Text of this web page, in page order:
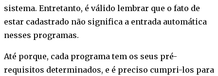
sistema. Entretanto, é válido lembrar que o fato de
estar cadastrado não significa a entrada automática
nesses programas.
Até porque, cada programa tem os seus pré-
requisitos determinados, e é preciso cumpri-los para